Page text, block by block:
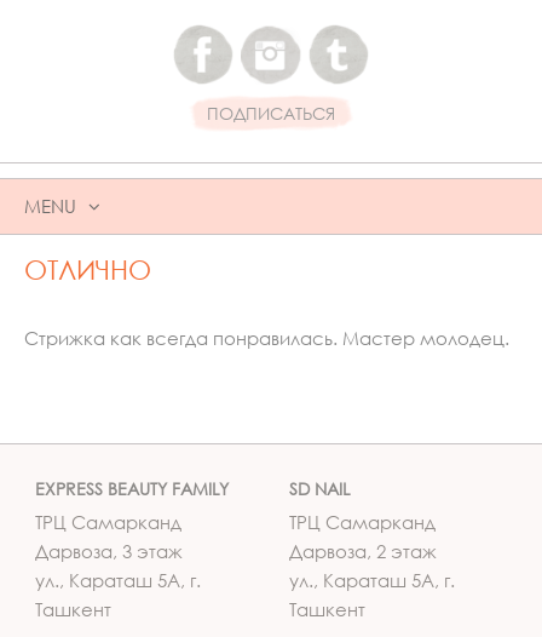
ПОДПИСАТЬСЯ
MENU
SKIP
TO
ОТЛИЧНО
Стрижка как всегда понравилась. Мастер молодец.
EXPRESS BEAUTY FAMILY
ТРЦ Самарканд
Дарвоза, 3 этаж
ул., Караташ 5А, г.
Ташкент
SD NAIL
ТРЦ Самарканд
Дарвоза, 2 этаж
ул., Караташ 5А, г.
Ташкент